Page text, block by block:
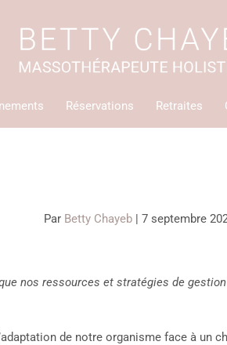
Réservations Retraites
Par Betty Chayeb | 7 septembre
nos ressources et stratégies de
de notre organisme face à un